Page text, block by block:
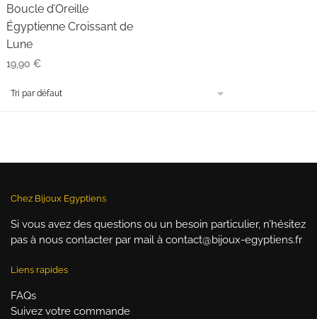
Boucle d’Oreille
Égyptienne Croissant de
Lune
19,90 €
Chez Bijoux Egyptiens
Si vous avez des questions ou un besoin particulier, n’hésitez
pas à nous contacter par mail à contact@bijoux-egyptiens.fr
Liens rapides
FAQs
Suivez votre commande